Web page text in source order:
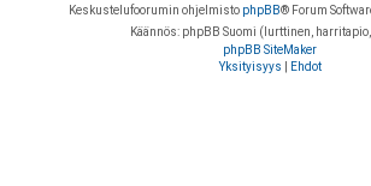
Keskustelufoorumin ohjelmisto phpBB® Forum
Käännös: phpBB Suomi (lurttinen,
phpBB SiteMaker
Yksityisyys
Ehdot